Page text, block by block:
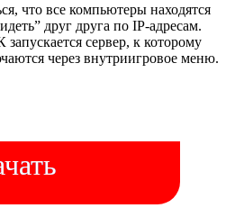
что все компьютеры находятся
друг друга по IP-адресам.
сервер, к которому
через внутриигровое меню.